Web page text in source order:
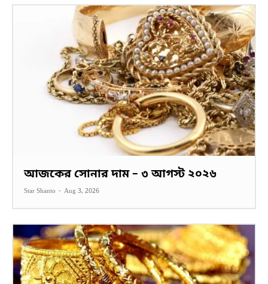
আজকের সোনার দাম – ৩ আগস্ট ২০২৬
Star Shanto - Aug 3, 2026